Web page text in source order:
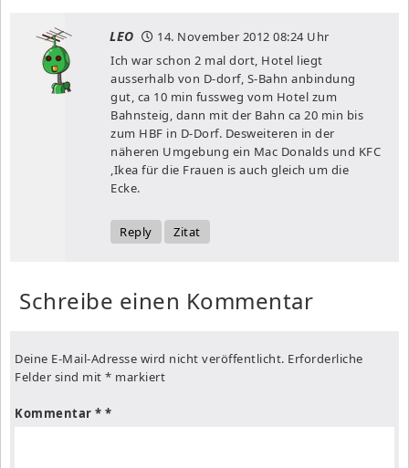
LEO 14. November 2012 08:24 Uhr
Ich war schon 2 mal dort, Hotel liegt
ausserhalb von D-dorf, S-Bahn anbindung
gut, ca 10 min fussweg vom Hotel zum
Bahnsteig, dann mit der Bahn ca 20 min bis
zum HBF in D-Dorf. Desweiteren in der
näheren Umgebung ein Mac Donalds und KFC
,Ikea für die Frauen is auch gleich um die
Ecke.
Reply Zitat
Schreibe einen Kommentar
Deine E-Mail-Adresse wird nicht veröffentlicht. Erforderliche
Felder sind mit * markiert
Kommentar *